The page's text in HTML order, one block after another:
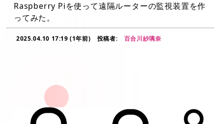
Raspberry Piを使って遠隔ルーターの監視装置を作
ってみた。
2025.04.10 17:19 (1年前) 投稿者: 百合川紗璃奈